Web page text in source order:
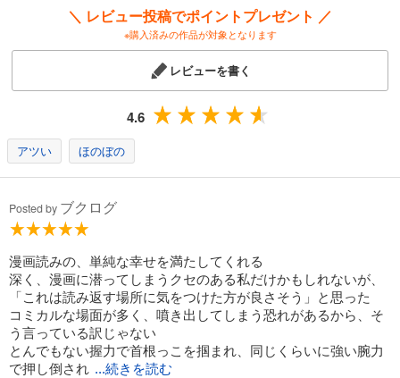
＼ レビュー投稿でポイントプレゼント ／
※購入済みの作品が対象となります
レビューを書く
4.6
アツい ほのぼの
Posted by ブクログ
漫画読みの、単純な幸せを満たしてくれる
深く、漫画に潜ってしまうクセのある私だけかもしれないが、
「これは読み返す場所に気をつけた方が良さそう」と思った
コミカルな場面が多く、噴き出してしまう恐れがあるから、そ
う言っている訳じゃない
とんでもない握力で首根っこを掴まれ、同じくらいに強い腕力
で押し倒され ...続きを読む